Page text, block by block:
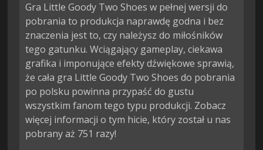
Gra Little Goody Two Shoes w pełnej wersji do
pobrania to produkcja naprawdę godna i bez
znaczenia jest to, czy należysz do miłośników
tego gatunku. Wciągający gameplay, ciekawa
grafika i imponujące efekty dźwiękowe sprawią,
że cała gra Little Goody Two Shoes do pobrania
po polsku powinna przypaść do gustu
wszystkim fanom tego typu produkcji. Zobacz
więcej informacji o tym hicie, który został u nas
pobrany aż 751 razy!